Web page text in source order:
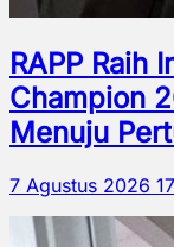
RAPP Raih
Champion
Menuju
7 Agustus 2026